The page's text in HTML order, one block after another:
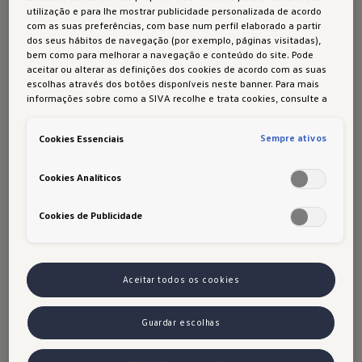
novos atingiu aproximadamente 100.000
unidades - um novo recorde e um grande
sucesso para a mobilidade elétrica, considerando
os seus primeiros passos. Em 2010, apenas 700
novas matrículas foram registadas na Europa.
Os três países da UE com o maior número de
2018 (fonte: "Statista") foram:
A Noruega com mais de 72.689 registos
matrículas
A Grã-Bretanha com quase 59.947
Eletrizante. Na Europa, todos os anos, há cada
utilização e para lhe mostrar publicidade personalizada de acordo
com as suas preferências, com base num perfil elaborado a partir
dos seus hábitos de navegação (por exemplo, páginas visitadas),
bem como para melhorar a navegação e conteúdo do site. Pode
aceitar ou alterar as definições dos cookies de acordo com as suas
escolhas através dos botões disponíveis neste banner. Para mais
informações sobre como a SIVA recolhe e trata cookies, consulte a
Cookies Essenciais Sempre ativos
Cookies Analíticos
Cookies de Publicidade
Aceitar todos os cookies
Guardar escolhas